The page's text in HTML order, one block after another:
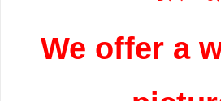
We offer a